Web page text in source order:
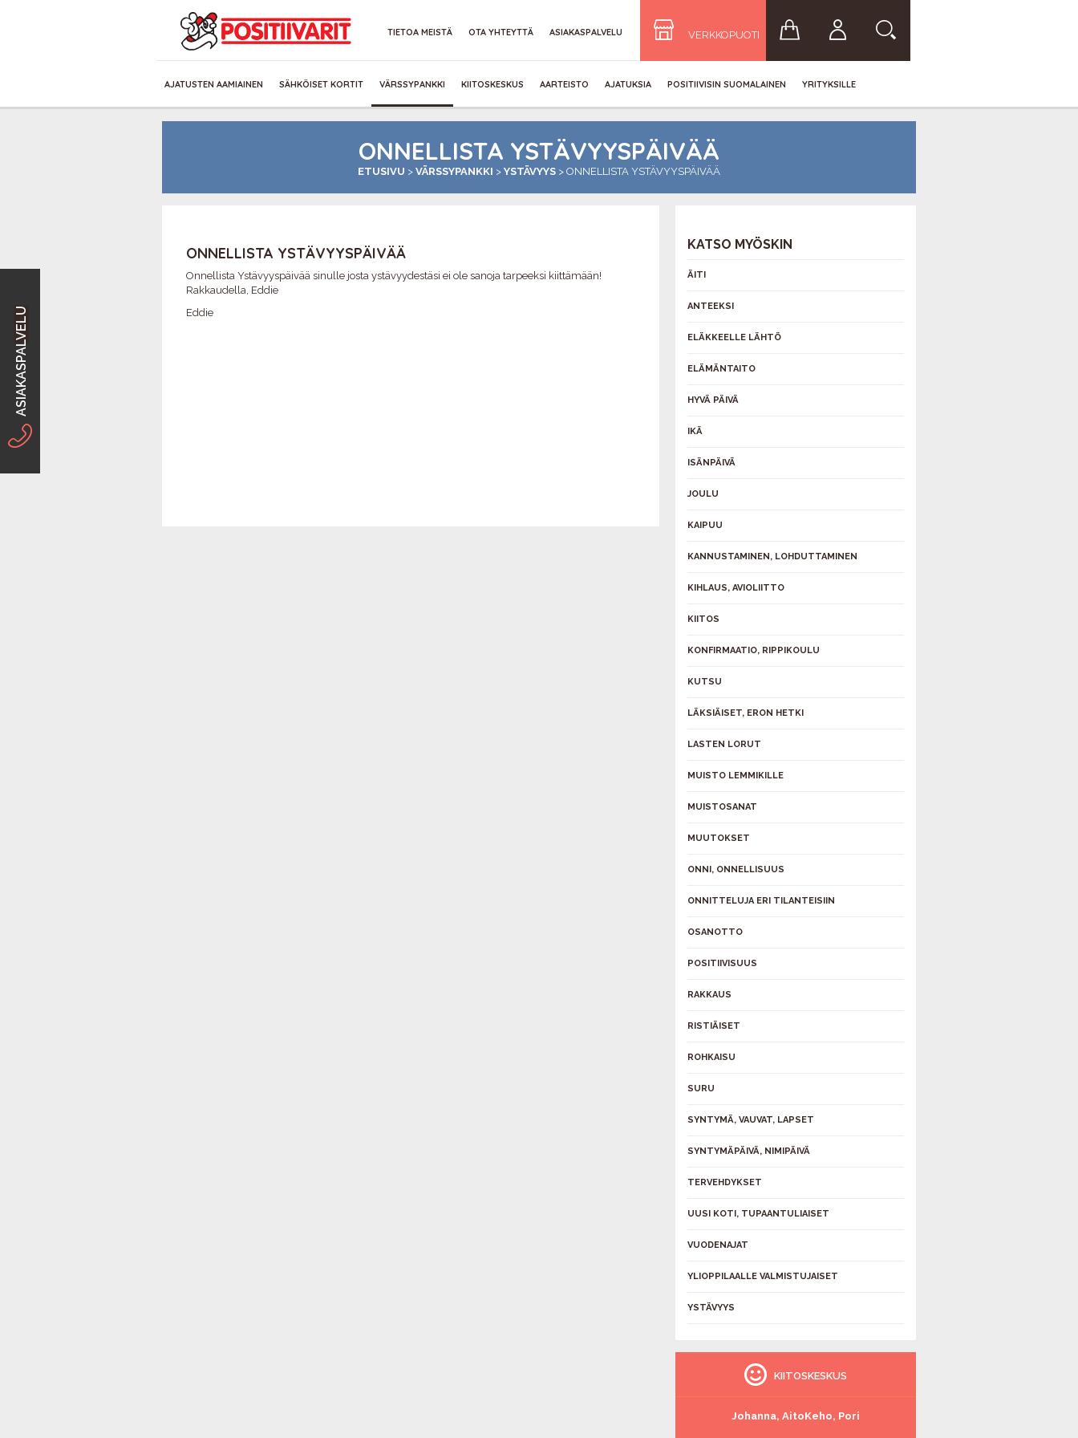
TIETOA MEISTÄ OTA YHTEYTTÄ ASIAKASPALVELU VERKKOPUOTI
AJATUSTEN AAMIAINEN SÄHKÖISET KORTIT VÄRSSYPANKKI KIITOSKESKUS AARTEISTO AJATUKSIA POSITIIVISIN SUOMALAINEN YRITYKSILLE
ONNELLISTA YSTÄVYYSPÄIVÄÄ
ETUSIVU > VÄRSSYPANKKI > YSTÄVYYS > ONNELLISTA YSTÄVYYSPÄIVÄÄ
ONNELLISTA YSTÄVYYSPÄIVÄÄ
Onnellista Ystävyyspäivää sinulle josta ystävyydestäsi ei ole sanoja tarpeeksi kiittämään!
Rakkaudella, Eddie
Eddie
KATSO MYÖSKIN
ÄITI
ANTEEKSI
ELÄKKEELLE LÄHTÖ
ELÄMÄNTAITO
HYVÄ PÄIVÄ
IKÄ
ISÄNPÄIVÄ
JOULU
KAIPUU
KANNUSTAMINEN, LOHDUTTAMINEN
KIHLAUS, AVIOLIITTO
KIITOS
KONFIRMAATIO, RIPPIKOULU
KUTSU
LÄKSIÄISET, ERON HETKI
LASTEN LORUT
MUISTO LEMMIKILLE
MUISTOSANAT
MUUTOKSET
ONNI, ONNELLISUUS
ONNITTELUJA ERI TILANTEISIIN
OSANOTTO
POSITIIVISUUS
RAKKAUS
RISTIÄISET
ROHKAISU
SURU
SYNTYMÄ, VAUVAT, LAPSET
SYNTYMÄPÄIVÄ, NIMIPÄIVÄ
TERVEHDYKSET
UUSI KOTI, TUPAANTULIAISET
VUODENAJAT
YLIOPPILAALLE VALMISTUJAISET
YSTÄVYYS
KIITOSKESKUS
Johanna, AitoKeho, Pori
ASIAKASPALVELU